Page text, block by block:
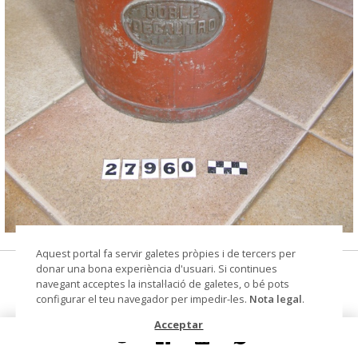
© Museu de les Terres de l'Ebre
doble decalitre
Materials i tècniques metall
Aquest portal fa servir galetes pròpies i de tercers per
donar una bona experiència d'usuari. Si continues
navegant acceptes la instal·lació de galetes, o bé pots
configurar el teu navegador per impedir-les. Nota legal.
Acceptar